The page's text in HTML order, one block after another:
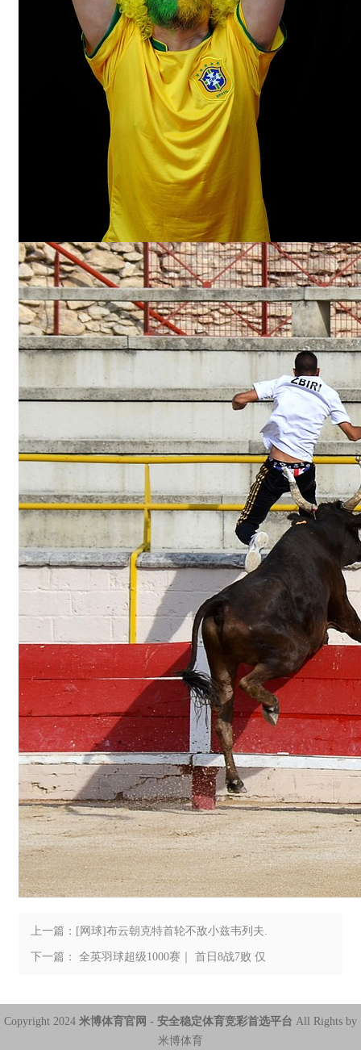
上一篇：[网球]布云朝克特首轮不敌小兹韦列夫.
下一篇： 全英羽球超级1000赛｜ 首日8战7败 仅
Copyright 2024 米博体育官网 - 安全稳定体育竞彩首选平台 All Rights by
米博体育